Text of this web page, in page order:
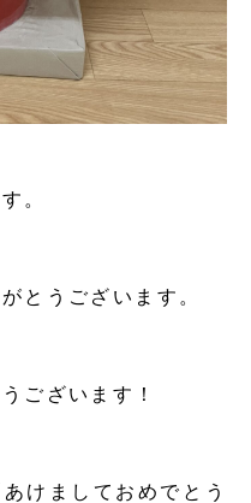
。
とうございます。
ございます！
けましておめでとう